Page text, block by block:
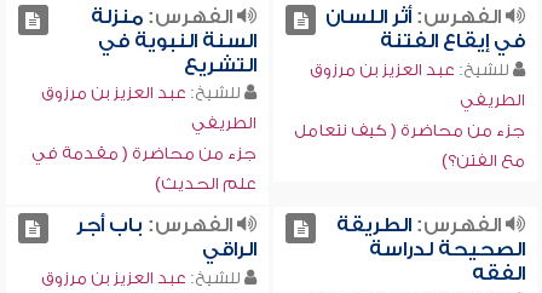
الفهرس:أثر اللسان
في إيقاع الفتنة
للشيخ: عبد العزيز بن مرزوق
الطريفي
جزء من محاضرة ( كيف نتعامل
مع الفتن؟)
الفهرس:منزلة
السنة النبوية في
التشريع
للشيخ: عبد العزيز بن مرزوق
الطريفي
جزء من محاضرة ( مقدمة في
علم الحديث)
الفهرس:الطريقة
الصحيحة لدراسة
الفقه
الفهرس: باب أجر
الراقي
للشيخ: عبد العزيز بن مرزوق